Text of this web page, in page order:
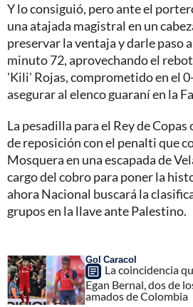
Y lo consiguió, pero ante el
una atajada magistral en un
preservar la ventaja y darle paso
minuto 72, aprovechando el
'Kili' Rojas, comprometido en el
asegurar al elenco guaraní en la
La pesadilla para el Rey de
de reposición con el penalti que
Mosquera en una escapada de
cargo del cobro para poner la
ahora Nacional buscará la
grupos en la llave ante Palestino.
Gol Caracol
La coincidencia
Egan Bernal, dos de
amados de Colombia